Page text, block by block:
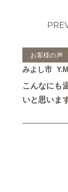
お客様の声
みよし市
こんなにも
いと思いま